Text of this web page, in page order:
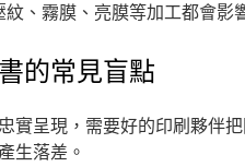
、霧膜、亮膜等加工都會影
的常見盲點
實呈現，需要好的印刷夥伴
生落差。